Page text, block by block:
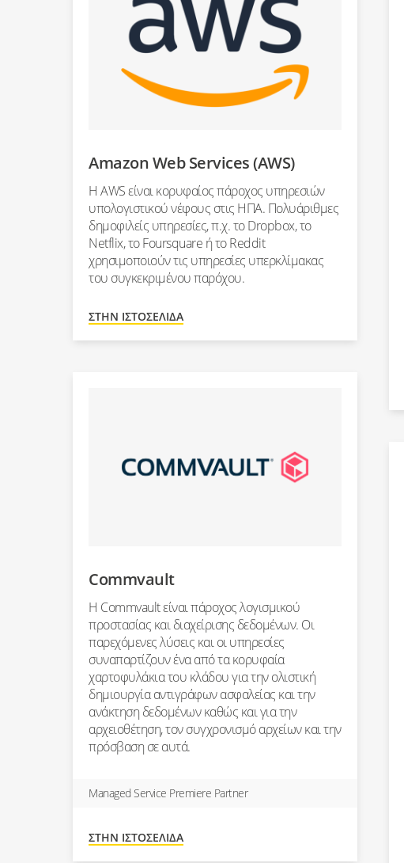
Amazon Web Services (AWS)
Η AWS είναι κορυφαίος πάροχος υπηρεσιών
υπολογιστικού νέφους στις ΗΠΑ. Πολυάριθμες
δημοφιλείς υπηρεσίες, π.χ. το Dropbox, το
Netflix, το Foursquare ή το Reddit
χρησιμοποιούν τις υπηρεσίες υπερκλίμακας
του συγκεκριμένου παρόχου.
ΣΤΗΝ ΙΣΤΟΣΕΛΊΔΑ
Commvault
Η Commvault είναι πάροχος λογισμικού
προστασίας και διαχείρισης δεδομένων. Οι
παρεχόμενες λύσεις και οι υπηρεσίες
συναπαρτίζουν ένα από τα κορυφαία
χαρτοφυλάκια του κλάδου για την ολιστική
δημιουργία αντιγράφων ασφαλείας και την
ανάκτηση δεδομένων καθώς και για την
αρχειοθέτηση, τον συγχρονισμό αρχείων και την
πρόσβαση σε αυτά.
Managed Service Premiere Partner
ΣΤΗΝ ΙΣΤΟΣΕΛΊΔΑ